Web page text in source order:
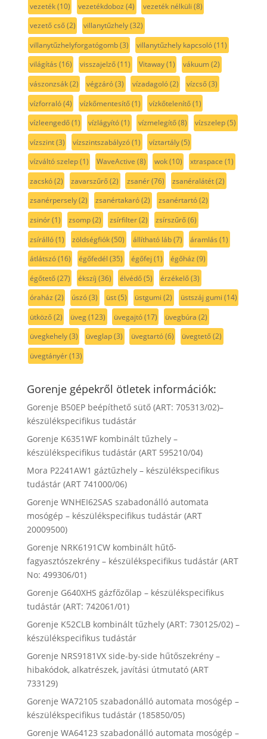
vezeték(10) vezetékdoboz (4) vezeték nélküli (8)
vezető cső(2) villanytűzhely(32)
villanytűzhelyforgatógomb(3) villanytűzhely kapcsoló(11)
világítás (16) visszajelző(11) Vitaway(1) vákuum(2)
vászonzsák(2) végzáró(3) vízadagoló(2) vízcső(3)
vízforraló(4) vízkőmentesítő(1) vízkőtelenítő(1)
vízleengedő(1) vízlágyító(1) vízmelegítő(8) vízszelep(5)
vízszint(3) vízszintszabályzó(1) víztartály(5)
vízváltó szelep(1) WaveActive (8) wok(10) xtraspace (1)
zacskó(2) zavarszűrő(2) zsanér(76) zsanéralátét(2)
zsanérpersely(2) zsanértakaró(2) zsanértartó(2)
zsinór(1) zsomp(2) zsírfilter(2) zsírszűrő(6)
zsírálló(1) zöldségfiók(50) állítható láb(7) áramlás (1)
átlátszó(16) égőfedél (35) égőfej (1) égőház (9)
égőtető(27) ékszíj (36) élvédő(5) érzékelő(3)
óraház (2) úszó(3) üst(5) üstgumi (2) üstszáj gumi (14)
ütköző(2) üveg(123) üvegajtó(17) üvegbúra (2)
üvegkehely(3) üveglap(3) üvegtartó(6) üvegtető(2)
üvegtányér(13)
Gorenje gépekről ötletek információk:
Gorenje B50EP beépíthető sütő (ART: 705313/02)–
készülékspecifikus tudástár
Gorenje K6351WF kombinált tűzhely –
készülékspecifikus tudástár (ART 595210/04)
Mora P2241AW1 gáztűzhely – készülékspecifikus
tudástár (ART 741000/06)
Gorenje WNHEI62SAS szabadonálló automata
mosógép – készülékspecifikus tudástár (ART
20009500)
Gorenje NRK6191CW kombinált hűtő-
fagyasztószekrény – készülékspecifikus tudástár (ART
No: 499306/01)
Gorenje G640XHS gázfőzőlap – készülékspecifikus
tudástár (ART: 742061/01)
Gorenje K52CLB kombinált tűzhely (ART: 730125/02) –
készülékspecifikus tudástár
Gorenje NRS9181VX side-by-side hűtőszekrény –
hibakódok, alkatrészek, javítási útmutató (ART
733129)
Gorenje WA72105 szabadonálló automata mosógép –
készülékspecifikus tudástár (185850/05)
Gorenje WA64123 szabadonálló automata mosógép –